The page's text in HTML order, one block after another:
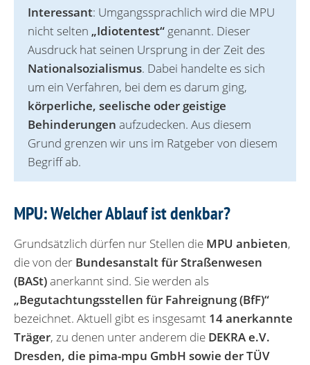
Interessant: Umgangssprachlich wird die MPU
nicht selten „Idiotentest“ genannt. Dieser
Ausdruck hat seinen Ursprung in der Zeit des
Nationalsozialismus. Dabei handelte es sich
um ein Verfahren, bei dem es darum ging,
körperliche, seelische oder geistige
Behinderungen aufzudecken. Aus diesem
Grund grenzen wir uns im Ratgeber von diesem
Begriff ab.
MPU: Welcher Ablauf ist denkbar?
Grundsätzlich dürfen nur Stellen die MPU anbieten,
die von der Bundesanstalt für Straßenwesen
(BASt)anerkannt sind. Sie werden als
„Begutachtungsstellen für Fahreignung (BfF)“
bezeichnet. Aktuell gibt es insgesamt 14 anerkannte
Träger, zu denen unter anderem die DEKRA e.V.
Dresden, die pima-mpu GmbH sowie der TÜV